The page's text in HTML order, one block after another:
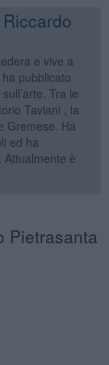
e vive a
pubblicato
Tra le
Taviani , la
Gremese. Ha
ed ha
Attualmente è
Pietrasanta